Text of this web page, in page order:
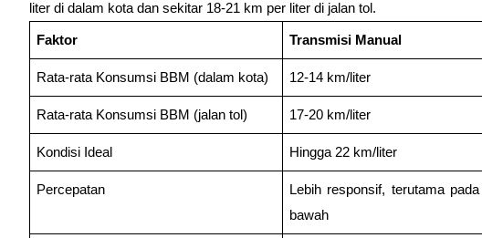
liter di dalam kota dan sekitar 18-21 km per liter di jalan tol.
Faktor Transmisi Manual
Rata-rata Konsumsi BBM (dalam kota) 12-14 km/liter
Rata-rata Konsumsi BBM (jalan tol) 17-20 km/liter
Kondisi Ideal Hingga 22 km/liter
Percepatan
Lebih responsif, terutama
bawah